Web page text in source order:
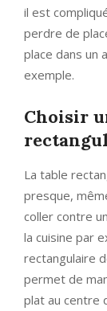
il est
perdre de
place dans un
exemple.
Choisir
La table
presque,
coller contre
la cuisine par
rectangulaire
permet de
plat au centre